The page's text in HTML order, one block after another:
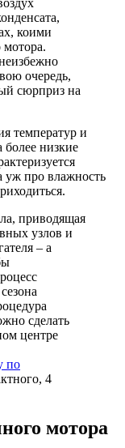
коими
мотора.
очередь,
сюрприз на
температур и
более низкие
уж про влажность
приводящая
узлов и
– а
сделать
центре
по
4
мотора